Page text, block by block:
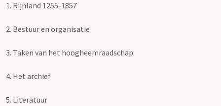
1. Rijnland 1255-1857
2. Bestuur en organisatie
3. Taken van het hoogheemraadschap
4. Het archief
5. Literatuur